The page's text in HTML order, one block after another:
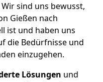
sind uns bewusst,
Gießen nach
ist und haben uns
die Bedürfnisse und
einzugehen.
Lösungen und